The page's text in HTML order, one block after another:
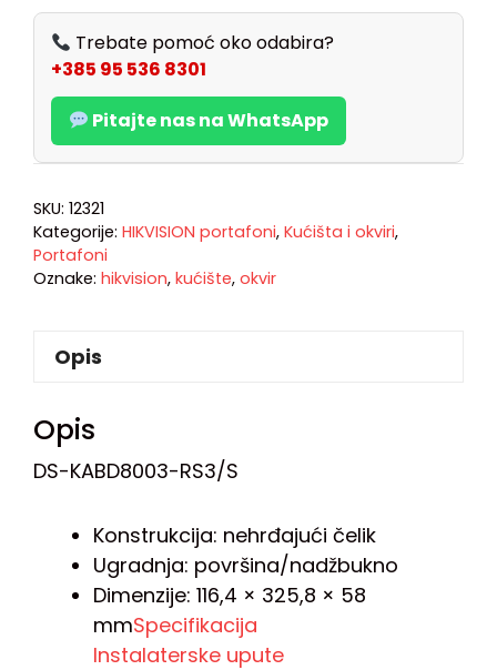
Trebate pomoć oko odabira?
+385 95 536 8301
Pitajte nas na WhatsApp
SKU: 12321
Kategorije: HIKVISION portafoni, Kućišta i okviri,
Portafoni
Oznake: hikvision, kućište, okvir
Opis
Opis
DS-KABD8003-RS3/S
Konstrukcija: nehrđajući čelik
Ugradnja: površina/nadžbukno
Dimenzije: 116,4 × 325,8 × 58
mmSpecifikacija
Instalaterske upute